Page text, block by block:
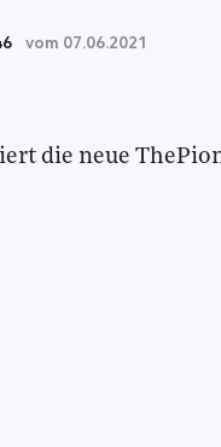
vom 07.06.2021
die neue